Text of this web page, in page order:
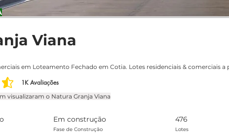
Viana
em Loteamento Fechado em Cotia. Lotes residenciais & comerciais a
1K Avaliações
base em 1030 votos, Avaliações
visualizaram o Natura Granja Viana
Em construção
Fase de Construção
476
Lotes